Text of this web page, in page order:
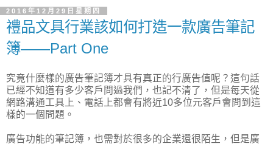
2016年12月29日星期四
禮品文具行業該如何打造一款廣告筆記
簿——Part One
究竟什麼樣的廣告筆記簿才具有真正的行廣告值呢？這句話
已經不知道有多少客戶問過我們，也記不清了，但是每天從
網路溝通工具上、電話上都會有將近10多位元客戶會問到這
樣的一個問題。
廣告功能的筆記簿，也需對於很多的企業還很陌生，但是廣